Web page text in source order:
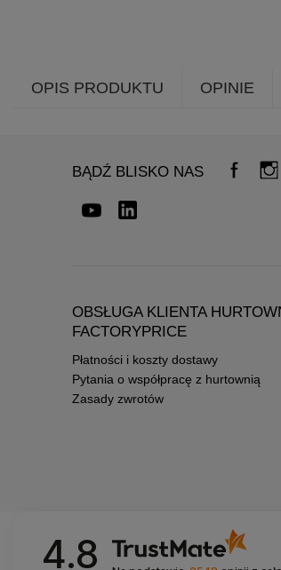
OPIS PRODUKTU OPINIE
BĄDŹ BLISKO NAS
OBSŁUGA KLIENTA
FACTORYPRICE
Płatności i koszty dostawy
Pytania o współpracę z hurtownią
Zasady zwrotów
4.8